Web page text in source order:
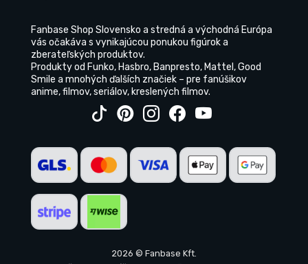
Fanbase Shop Slovensko a stredná a východná Európa
vás očakáva s vynikajúcou ponukou figúrok a
zberateľských produktov.
Produkty od Funko, Hasbro, Banpresto, Mattel, Good
Smile a mnohých ďalších značiek – pre fanúšikov
anime, filmov, seriálov, kreslených filmov.
2026 © Fanbase Kft.